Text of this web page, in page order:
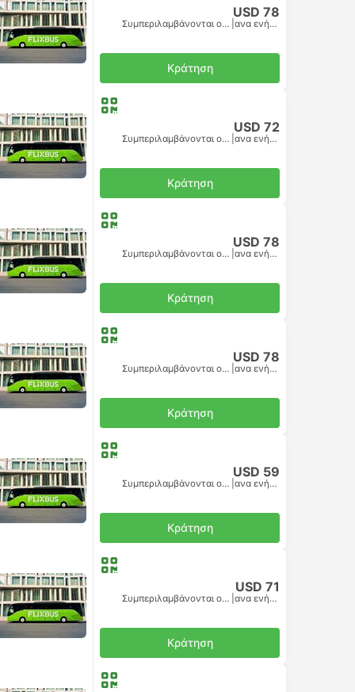
USD 78
Συμπεριλαμβάνονται οι φόροι | ανα ενήλικα
Κράτηση
USD 72
Συμπεριλαμβάνονται οι φόροι | ανα ενήλικα
Κράτηση
USD 78
Συμπεριλαμβάνονται οι φόροι | ανα ενήλικα
Κράτηση
USD 78
Συμπεριλαμβάνονται οι φόροι | ανα ενήλικα
Κράτηση
USD 59
Συμπεριλαμβάνονται οι φόροι | ανα ενήλικα
Κράτηση
USD 71
Συμπεριλαμβάνονται οι φόροι | ανα ενήλικα
Κράτηση